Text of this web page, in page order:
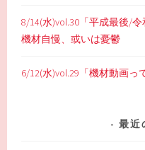
8/14(水)vol.30「平成最後/
機材自慢、或いは憂鬱
6/12(水)vol.29「機材動画っ
最近